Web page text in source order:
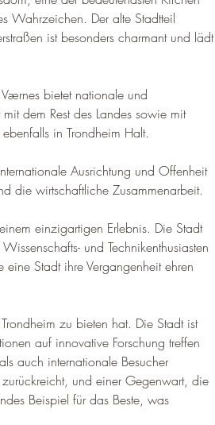
Wahrzeichen. Der alte Stadtteil
ist besonders charmant und lädt
bietet nationale und
dem Rest des Landes sowie mit
in Trondheim Halt.
Ausrichtung und Offenheit
die wirtschaftliche Zusammenarbeit.
einzigartigen Erlebnis. Die Stadt
und Technikenthusiasten
Stadt ihre Vergangenheit ehren
zu bieten hat. Die Stadt ist
auf innovative Forschung treffen
auch internationale Besucher
und einer Gegenwart, die
Beispiel für das Beste, was